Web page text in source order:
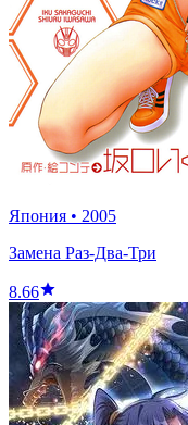
Япония • 2005
Замена Раз-Два-Три
8.66